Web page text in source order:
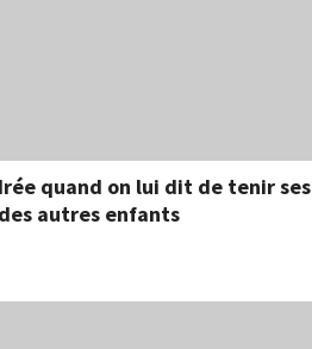
quand on lui dit de tenir ses
autres enfants